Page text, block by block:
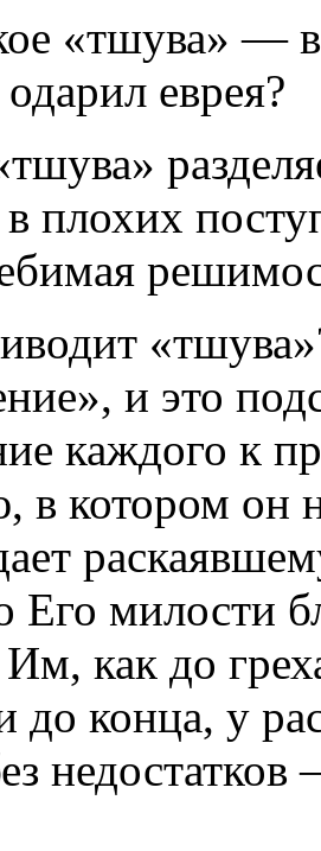
«тшува» —
еврея?
в плохих
и это
каждого к
в котором он
Его милости
как до
до конца, у